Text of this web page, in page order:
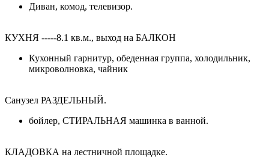
Диван, комод, телевизор.
КУХНЯ -----8.1 кв.м., выход на БАЛКОН
Кухонный гарнитур, обеденная группа, холодильник,
микроволновка, чайник
Санузел РАЗДЕЛЬНЫЙ.
бойлер, СТИРАЛЬНАЯ машинка в ванной.
КЛАДОВКА на лестничной площадке.